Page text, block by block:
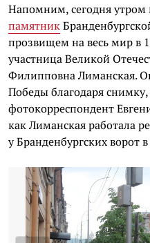
Напомним, сегодня утром
памятник
прозвищем на весь мир в
участница Великой
Филипповна Лиманская.
Победы благодаря
фотокорреспондент
как Лиманская работала
у Бранденбургских ворот